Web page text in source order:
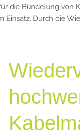
die Bündelung von
Durch die